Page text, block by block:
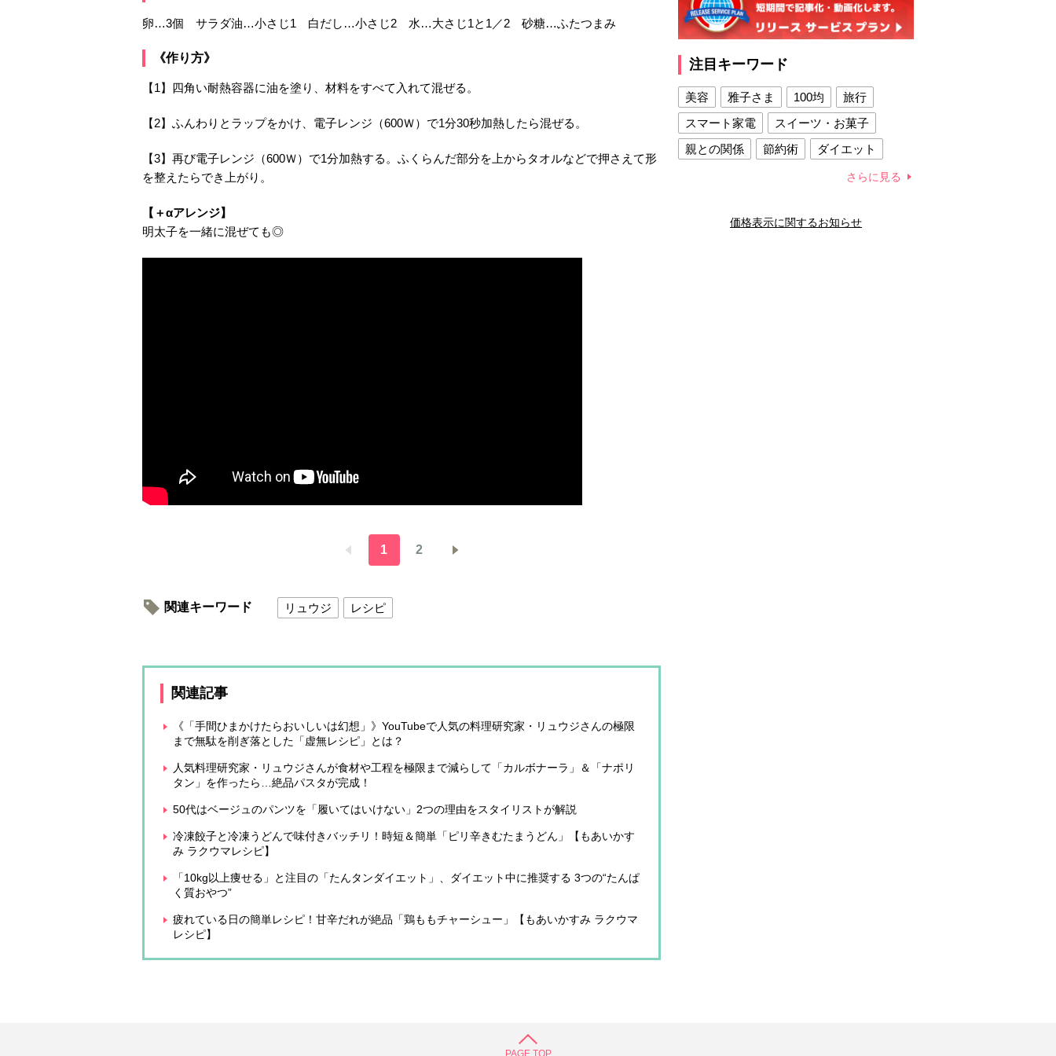
卵…3個 サラダ油…小さじ1 白だし…小さじ2 水…大さじ1と1／2 砂糖…ふたつまみ
《作り方》
【1】四角い耐熱容器に油を塗り、材料をすべて入れて混ぜる。
【2】ふんわりとラップをかけ、電子レンジ（600Ｗ）で1分30秒加熱したら混ぜる。
【3】再び電子レンジ（600Ｗ）で1分加熱する。ふくらんだ部分を上からタオルなどで押さえて形
を整えたらでき上がり。
【＋αアレンジ】
明太子を一緒に混ぜても◎
1 2
関連キーワード リュウジ レシピ
関連記事
《「手間ひまかけたらおいしいは幻想」》YouTubeで人気の料理研究家・リュウジさんの極限
まで無駄を削ぎ落とした「虚無レシピ」とは？
人気料理研究家・リュウジさんが食材や工程を極限まで減らして「カルボナーラ」＆「ナポリ
タン」を作ったら…絶品パスタが完成！
50代はベージュのパンツを「履いてはいけない」2つの理由をスタイリストが解説
冷凍餃子と冷凍うどんで味付きバッチリ！時短＆簡単「ピリ辛きむたまうどん」【もあいかす
み ラクウマレシピ】
「10kg以上痩せる」と注目の「たんタンダイエット」、ダイエット中に推奨する 3つの“たんぱ
く質おやつ”
疲れている日の簡単レシピ！甘辛だれが絶品「鶏ももチャーシュー」【もあいかすみ ラクウマ
レシピ】
注目キーワード
美容 雅子さま 100均
旅行
スマート家電
スイーツ・お菓子
親との関係
節約術
ダイエット
夫との関係
新津春子 どか食い
さらに見る
価格表示に関するお知らせ